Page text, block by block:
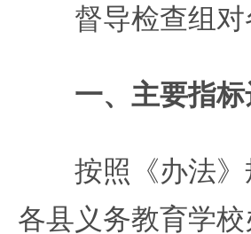
督导检查组对
一、主要指标
按照《办法》
各县义务教育学